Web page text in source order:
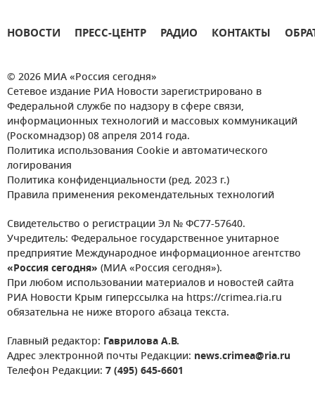
НОВОСТИ ПРЕСС-ЦЕНТР РАДИО КОНТАКТЫ
© 2026 МИА «Россия сегодня»
Сетевое издание РИА Новости зарегистрировано в
Федеральной службе по надзору в сфере связи,
информационных технологий и массовых коммуникаций
(Роскомнадзор) 08 апреля 2014 года.
Политика использования Cookie и автоматического
логирования
Политика конфиденциальности (ред. 2023 г.)
Правила применения рекомендательных технологий
Свидетельство о регистрации Эл № ФС77-57640.
Учредитель: Федеральное государственное унитарное
предприятие Международное информационное агентство
«Россия сегодня» (МИА «Россия сегодня»).
При любом использовании материалов и новостей сайта
РИА Новости Крым гиперссылка на https://crimea.ria.ru
обязательна не ниже второго абзаца текста.
Главный редактор: Гаврилова А.В.
Адрес электронной почты Редакции: news.crimea@ria.ru
Телефон Редакции: 7 (495) 645-6601